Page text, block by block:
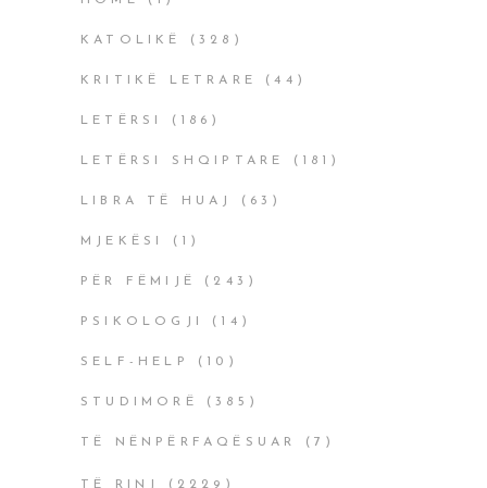
KATOLIKË (328)
KRITIKË LETRARE (44)
LETËRSI (186)
LETËRSI SHQIPTARE (181)
LIBRA TË HUAJ (63)
MJEKËSI (1)
PËR FËMIJË (243)
PSIKOLOGJI (14)
SELF-HELP (10)
STUDIMORË (385)
TË NËNPËRFAQËSUAR (7)
TË RINJ (2229)